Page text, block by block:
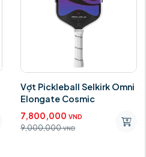
Vợt Pickleball Selkirk Omni
Elongate Cosmic
7,800,000 VND
9,000,000 VND